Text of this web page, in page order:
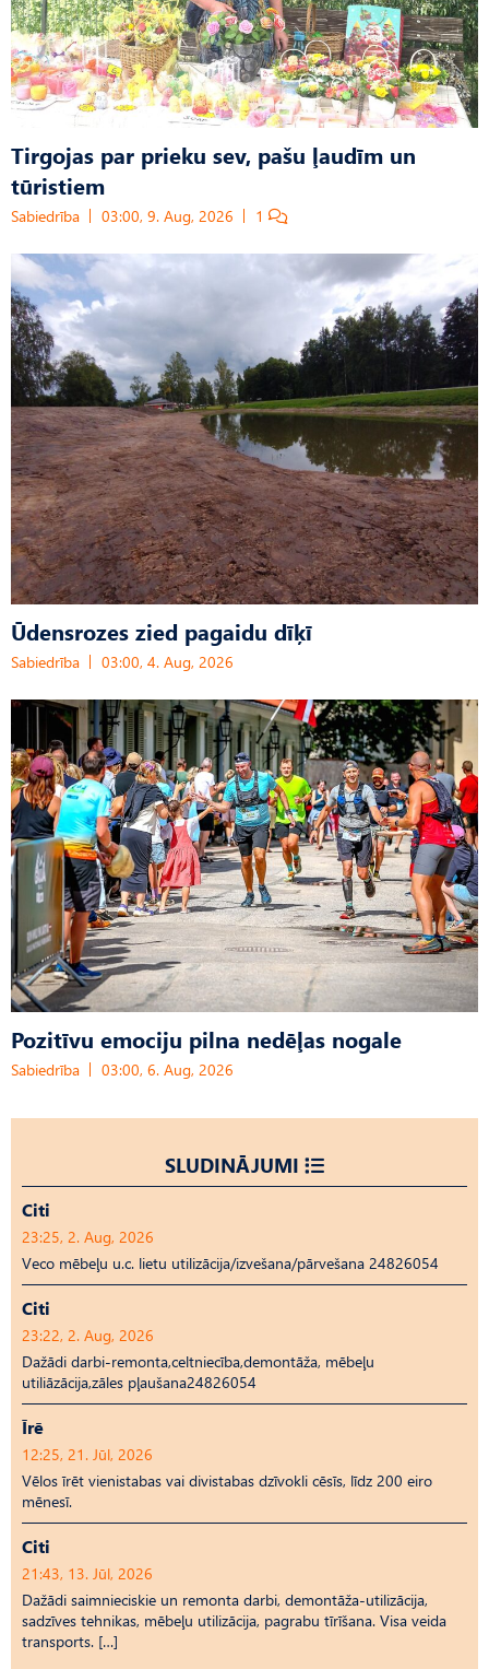
Tirgojas par prieku sev, pašu ļaudīm un
tūristiem
Sabiedrība 03:00, 9. Aug, 2026 1
Ūdensrozes zied pagaidu dīķī
Sabiedrība 03:00, 4. Aug, 2026
Pozitīvu emociju pilna nedēļas nogale
Sabiedrība 03:00, 6. Aug, 2026
SLUDINĀJUMI
Citi
23:25, 2. Aug, 2026
Veco mēbeļu u.c. lietu utilizācija/izvešana/pārvešana 24826054
Citi
23:22, 2. Aug, 2026
Dažādi darbi-remonta,celtniecība,demontāža, mēbeļu
utiliāzācija,zāles pļaušana24826054
Īrē
12:25, 21. Jūl, 2026
Vēlos īrēt vienistabas vai divistabas dzīvokli cēsīs, līdz 200 eiro
mēnesī.
Citi
21:43, 13. Jūl, 2026
Dažādi saimnieciskie un remonta darbi, demontāža-utilizācija,
sadzīves tehnikas, mēbeļu utilizācija, pagrabu tīrīšana. Visa veida
transports. […]